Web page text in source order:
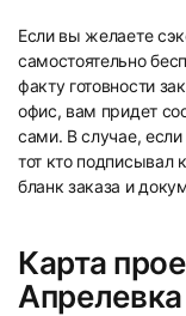
Если вы желаете
самостоятельно
факту готовности
офис, вам придет
сами. В случае, если
тот кто подписывал
бланк заказа и
Карта
Апрелевка